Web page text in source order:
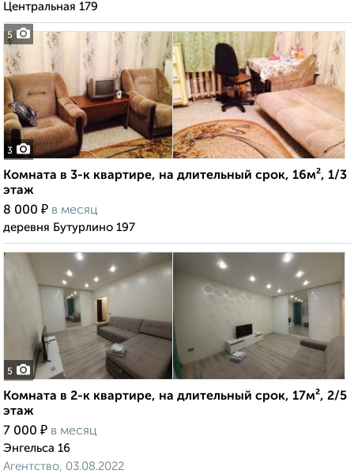
5
Центральная 179
3
Комната в 3-к квартире, на длительный срок, 16м², 1/3
этаж
8 000 ₽ в месяц
деревня Бутурлино 197
5
Комната в 2-к квартире, на длительный срок, 17м², 2/5
этаж
7 000 ₽ в месяц
Энгельса 16
Агентство, 03.08.2022